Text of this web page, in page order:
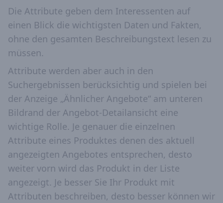
Die Attribute geben dem Interessenten auf
einen Blick die wichtigsten Daten und Fakten,
ohne den gesamten Beschreibungstext lesen zu
müssen.
Attribute werden aber auch in den
Suchergebnissen berücksichtig und spielen bei
der Anzeige „Ähnlicher Angebote“ am unteren
Bildrand der Angebot-Detailansicht eine
wichtige Rolle. Je genauer die einzelnen
Attribute eines Produktes denen des aktuell
angezeigten Angebotes entsprechen, desto
weiter vorn wird das Produkt in der Liste
angezeigt. Je besser Sie Ihr Produkt mit
Attributen beschreiben, desto besser können wir